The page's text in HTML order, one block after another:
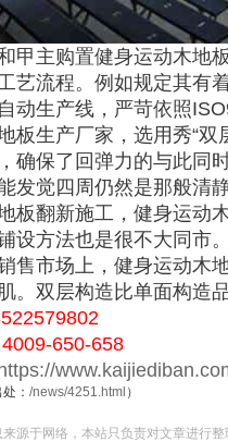
甲主购置健身运动木地
艺流程。例如规定其有
动生产线，严苛依照
板生产厂家，选用秀“
确保了回弹力的与此同
发觉四周仍然是那般清静
板翻新施工，健身运动
设方法也是很不大同市
售市场上，健身运动木
。双层构造比单面构造
4009-650-658
： /news/4251.html ）
源于网络，本站只负责对文章进行